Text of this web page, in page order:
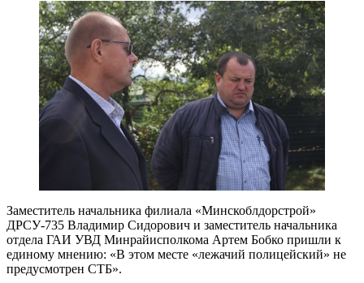
Заместитель начальника филиала «Минскоблдорстрой»
ДРСУ-735 Владимир Сидорович и заместитель начальника
отдела ГАИ УВД Минрайисполкома Артем Бобко пришли к
единому мнению: «В этом месте «лежачий полицейский» не
предусмотрен СТБ».